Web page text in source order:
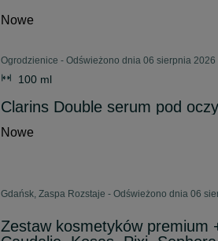
Nowe
Ogrodzienice - Odświeżono dnia 06 sierpnia 2026
100 ml
Clarins Double serum pod
Nowe
Gdańsk, Zaspa Rozstaje - Odświeżono dnia 06
Zestaw kosmetyków premium